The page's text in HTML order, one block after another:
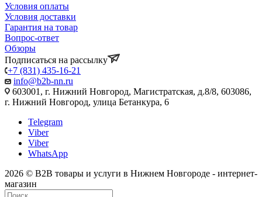
Условия оплаты
Условия доставки
Гарантия на товар
Вопрос-ответ
Обзоры
Подписаться на рассылку
+7 (831) 435-16-21
info@b2b-nn.ru
603001, г. Нижний Новгород, Магистратская, д.8/8, 603086,
г. Нижний Новгород, улица Бетанкура, 6
Telegram
Viber
Viber
WhatsApp
2026 © B2B товары и услуги в Нижнем Новгороде - интернет-
магазин